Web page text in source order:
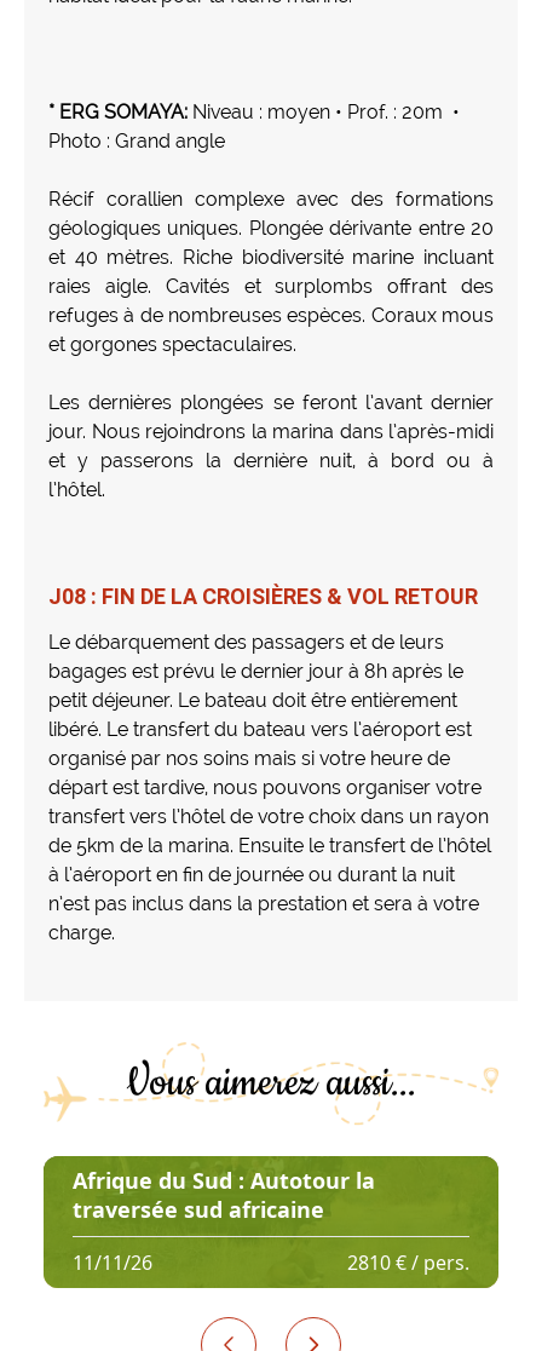
* ERG SOMAYA: Niveau : moyen • Prof. : 20m •
Photo : Grand angle
Récif corallien complexe avec des formations
géologiques uniques. Plongée dérivante entre 20
et 40 mètres. Riche biodiversité marine incluant
raies aigle. Cavités et surplombs offrant des
refuges à de nombreuses espèces. Coraux mous
et gorgones spectaculaires.
Les dernières plongées se feront l’avant dernier
jour. Nous rejoindrons la marina dans l’après-midi
et y passerons la dernière nuit, à bord ou à
l’hôtel.
J08 : FIN DE LA CROISIÈRES & VOL RETOUR
Le débarquement des passagers et de leurs
bagages est prévu le dernier jour à 8h après le
petit déjeuner. Le bateau doit être entièrement
libéré. Le transfert du bateau vers l’aéroport est
organisé par nos soins mais si votre heure de
départ est tardive, nous pouvons organiser votre
transfert vers l’hôtel de votre choix dans un rayon
de 5km de la marina. Ensuite le transfert de l’hôtel
à l’aéroport en fin de journée ou durant la nuit
n’est pas inclus dans la prestation et sera à votre
charge.
Vous aimerez aussi...
Afrique du Sud : Autotour la
traversée sud africaine
11/11/26 2810 € / pers.